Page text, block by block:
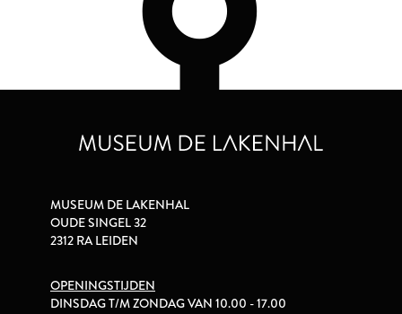
MUSEUM DE LAKENHAL
OUDE SINGEL 32
2312 RA LEIDEN
OPENINGSTIJDEN
DINSDAG T/M ZONDAG VAN 10.00 - 17.00